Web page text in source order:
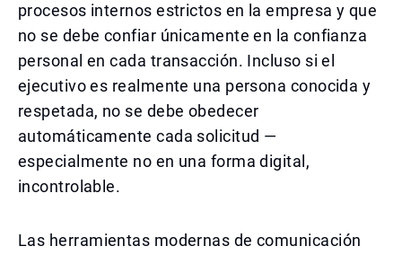
procesos internos estrictos en la empresa y que
no se debe confiar únicamente en la confianza
personal en cada transacción. Incluso si el
ejecutivo es realmente una persona conocida y
respetada, no se debe obedecer
automáticamente cada solicitud —
especialmente no en una forma digital,
incontrolable.
Las herramientas modernas de comunicación